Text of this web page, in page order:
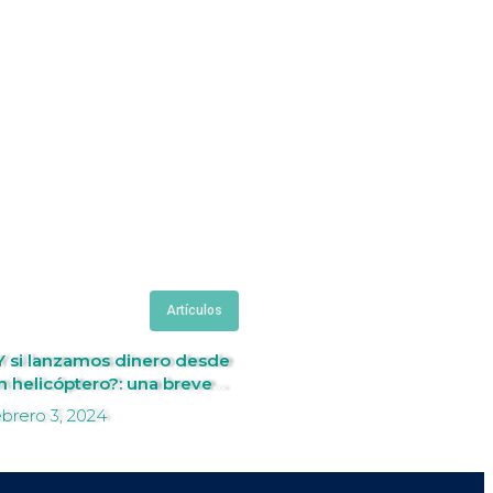
Artículos
si lanzamos dinero desde
helicóptero?: una breve
al helicopter
3, 2024